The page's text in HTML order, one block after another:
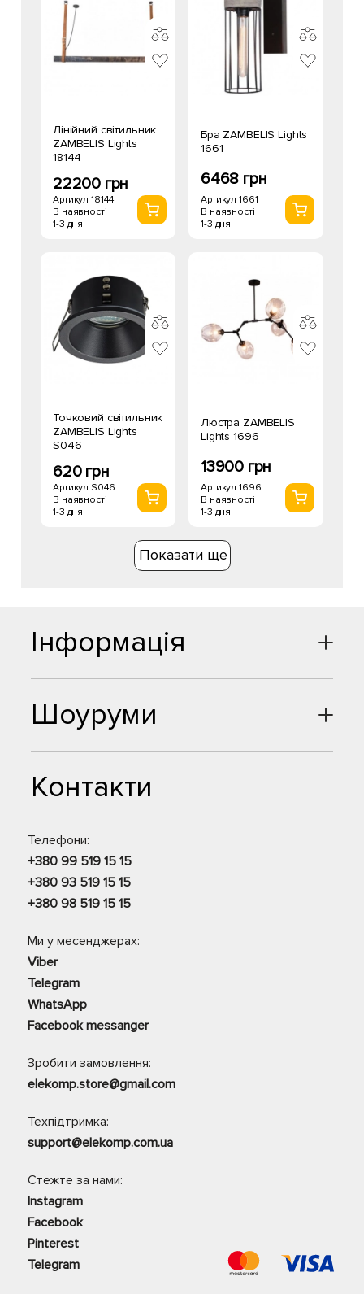
Лінійний світильник
ZAMBELIS Lights
18144
22200 грн
Артикул 18144
В наявності
1-3 дня
Бра ZAMBELIS Lights
1661
6468 грн
Артикул 1661
В наявності
1-3 дня
Точковий світильник
ZAMBELIS Lights
S046
620 грн
Артикул S046
В наявності
1-3 дня
Люстра ZAMBELIS
Lights 1696
13900 грн
Артикул 1696
В наявності
1-3 дня
Показати ще
Шоуруми
Контакти
Телефони:
+380 99 519 15 15
+380 93 519 15 15
+380 98 519 15 15
Ми у месенджерах:
Viber
Telegram
WhatsApp
Facebook messanger
Зробити замовлення:
elekomp.store@gmail.com
Техпідтримка:
support@elekomp.com.ua
Стежте за нами:
Instagram
Facebook
Pinterest
Telegram
Інформація